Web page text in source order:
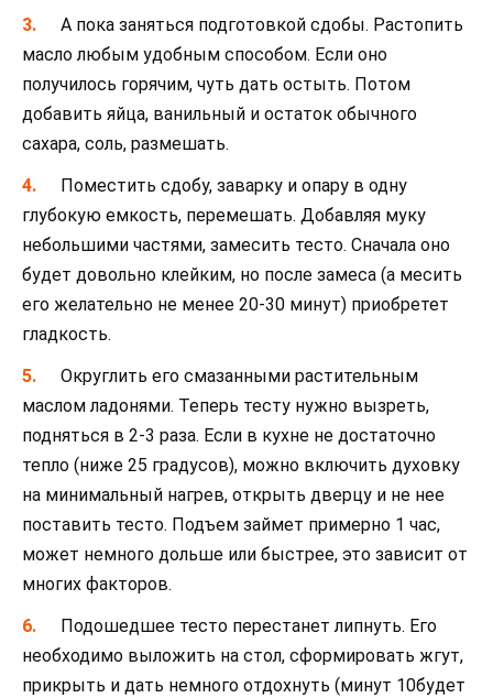
А пока заняться подготовкой сдобы. Растопить
масло любым удобным способом. Если оно
получилось горячим, чуть дать остыть. Потом
добавить яйца, ванильный и остаток обычного
сахара, соль, размешать.
Поместить сдобу, заварку и опару в одну
глубокую емкость, перемешать. Добавляя муку
небольшими частями, замесить тесто. Сначала оно
будет довольно клейким, но после замеса (а месить
его желательно не менее 20-30 минут) приобретет
гладкость.
Округлить его смазанными растительным
маслом ладонями. Теперь тесту нужно вызреть,
подняться в 2-3 раза. Если в кухне не достаточно
тепло (ниже 25 градусов), можно включить духовку
на минимальный нагрев, открыть дверцу и не нее
поставить тесто. Подъем займет примерно 1 час,
может немного дольше или быстрее, это зависит от
многих факторов.
Подошедшее тесто перестанет липнуть. Его
необходимо выложить на стол, сформировать жгут,
прикрыть и дать немного отдохнуть (минут 10будет